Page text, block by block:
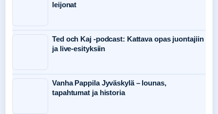
leijonat
Ted och Kaj -podcast: Kattava opas juontajiin
ja live-esityksiin
Vanha Pappila Jyväskylä – lounas,
tapahtumat ja historia